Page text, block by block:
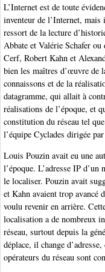
L’Internet est de toute
inventeur de l’Internet,
ressort de la lecture
Abbate et Valérie Schafer ou
Cerf, Robert Kahn et
bien les maîtres d’œuvre de
connaissons et de la
datagramme, qui allait à
réalisations de l’époque, et
constitution du réseau tel
l’équipe Cyclades dirigée
Louis Pouzin avait eu une
l’époque. L’adresse IP
le localiser. Pouzin avait
et Kahn avaient trop avancé
voulu revenir en arrière.
localisation a de nombreux
réseau, surtout depuis la
déplace, il change
opérateurs du réseau sont